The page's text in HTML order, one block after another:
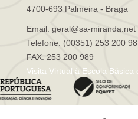
4700-693 Palmeira - Braga
Email: geral@sa-miranda.net
Telefone: (00351) 253 200
FAX: 253 200 989
Visita Virtual à Escola Básica